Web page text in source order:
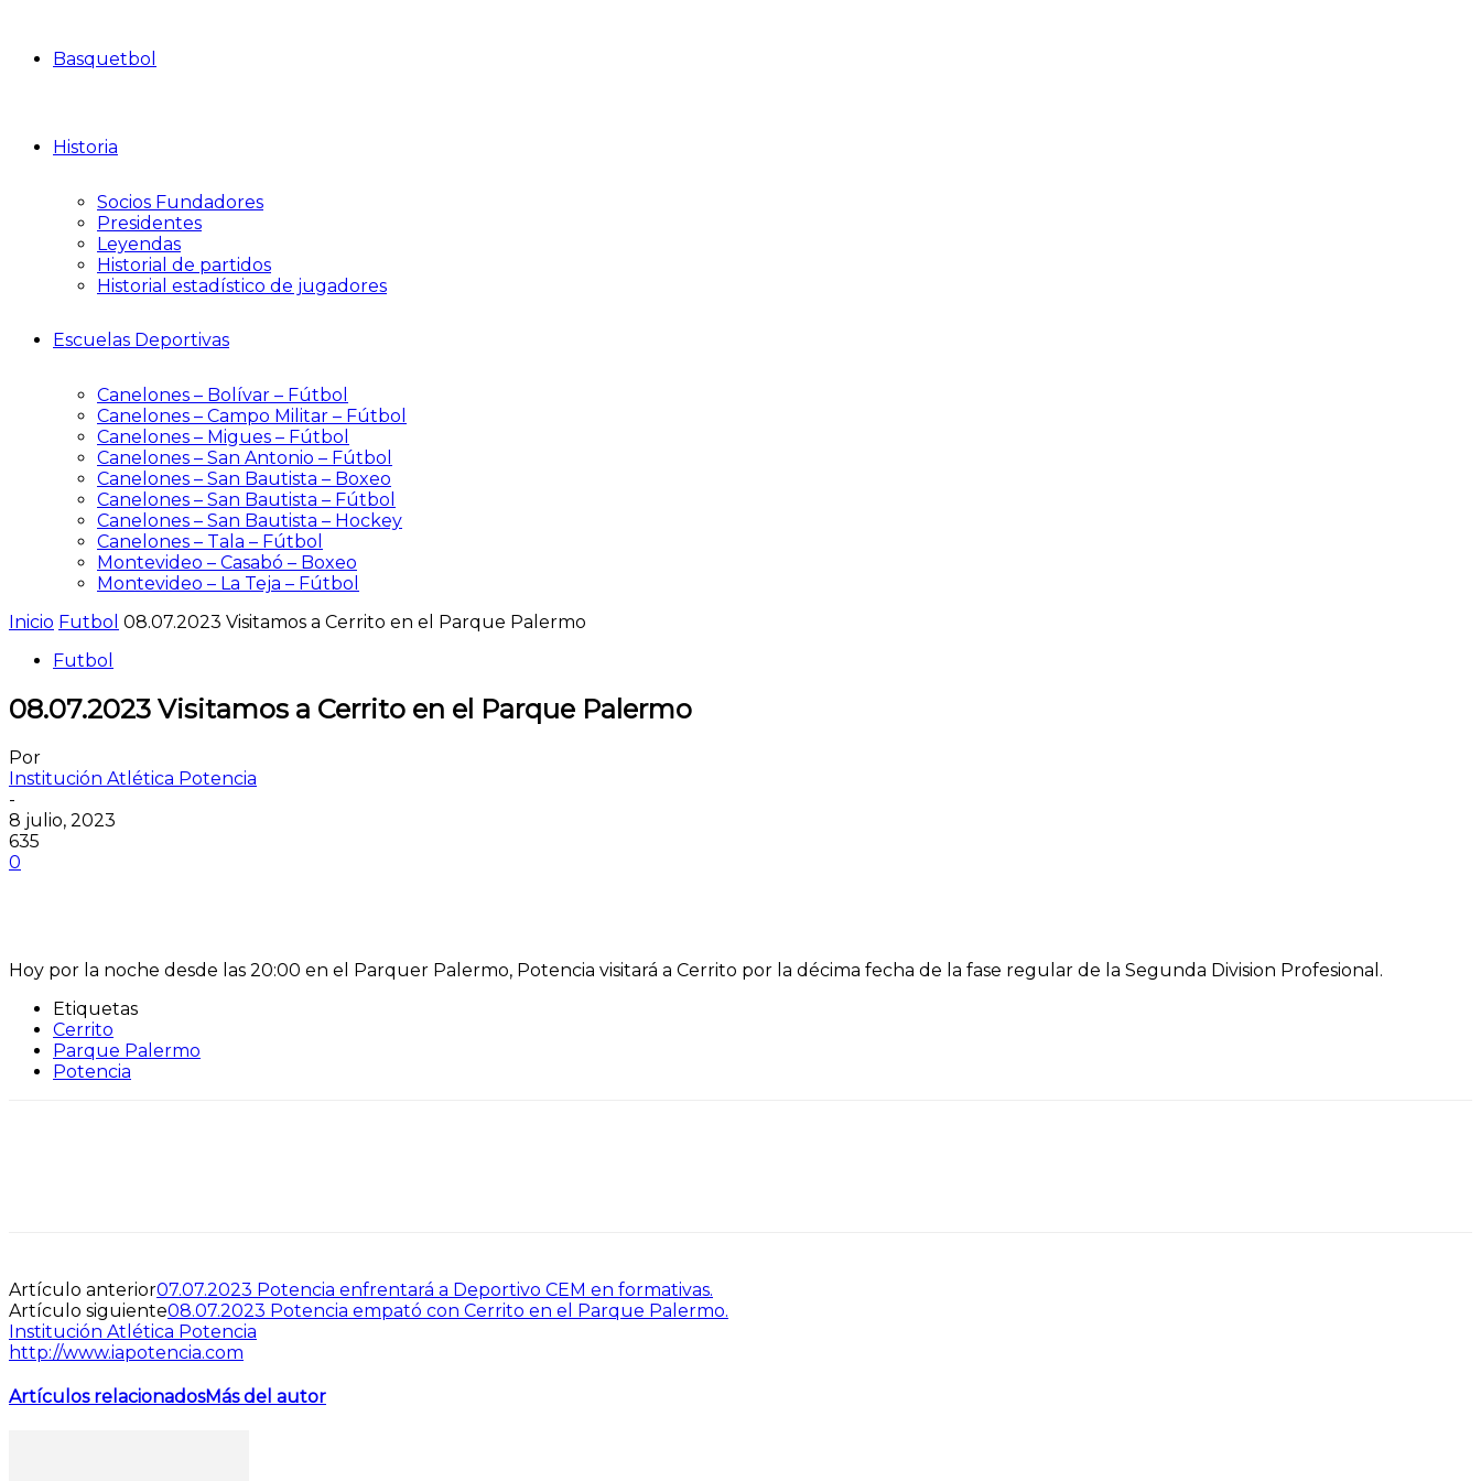
Basquetbol
Historia
Socios Fundadores
Presidentes
Leyendas
Historial de partidos
Historial estadístico de jugadores
Escuelas Deportivas
Canelones – Bolívar – Fútbol
Canelones – Campo Militar – Fútbol
Canelones – Migues – Fútbol
Canelones – San Antonio – Fútbol
Canelones – San Bautista – Boxeo
Canelones – San Bautista – Fútbol
Canelones – San Bautista – Hockey
Canelones – Tala – Fútbol
Montevideo – Casabó – Boxeo
Montevideo – La Teja – Fútbol
Inicio Futbol 08.07.2023 Visitamos a Cerrito en el Parque Palermo
Futbol
08.07.2023 Visitamos a Cerrito en el Parque Palermo
Por
Institución Atlética Potencia
-
8 julio, 2023
635
0
Hoy por la noche desde las 20:00 en el Parquer Palermo, Potencia visitará a Cerrito por la décima fecha de la fase regular de la Segunda Division Profesional.
Etiquetas
Cerrito
Parque Palermo
Potencia
Artículo anterior07.07.2023 Potencia enfrentará a Deportivo CEM en formativas.
Artículo siguiente08.07.2023 Potencia empató con Cerrito en el Parque Palermo.
Institución Atlética Potencia
http://www.iapotencia.com
Artículos relacionadosMás del autor